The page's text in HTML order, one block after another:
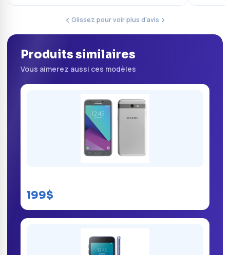
Glissez pour voir plus d'avis
Produits similaires
Vous aimerez aussi ces modèles
199$